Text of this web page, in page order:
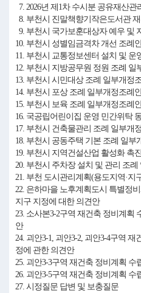
7. 2026년 제1차 수시분 공유재산관
8. 부천시 진말책향기작은도서관
9. 부천시 국가보훈대상자 예우 및
10. 부천시 성별임금격차 개선 조례
11. 부천시 교통정보센터 설치 및 운
12. 부천시 지방공무원 정원 조례 일
13. 부천시 시민대상 조례 일부개정
14. 부천시 포상 조례 일부개정조례
15. 부천시 보육 조례 일부개정조례
16. 국공립어린이집 운영 민간위탁
17. 부천시 건축물관리 조례 일부개
18. 부천시 공동주택 기본 조례 일부
19. 부천시 지역건설산업 활성화 촉
20. 부천시 주차장 설치 및 관리 조
21. 부천 도시관리계획(용도지역·지
22. 은하마을 노후계획도시 특별정
지구 지정에 대한 의견안
23. 소사본3-2구역 재건축 정비계획
안
24. 괴안3-1, 괴안3-2, 괴안3-4구역
정에 관한 의견안
25. 괴안3-3구역 재건축 정비계획
26. 괴안3-5구역 재건축 정비계획
27. 시정질문 답변 및 보충질문